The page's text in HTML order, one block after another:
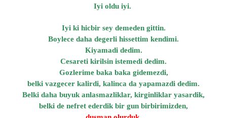
Iyi oldu iyi.
Iyi ki hicbir sey demeden gittin.
Boylece daha degerli hissettim kendimi.
Kiyamadi dedim.
Cesareti kirilsin istemedi dedim.
Gozlerime baka baka gidemezdi,
belki vazgecer kalirdi, kalinca da yapamazdi dedim.
Belki daha buyuk anlasmazliklar, kirginliklar yasardik,
belki de nefret ederdik bir gun birbirimizden,